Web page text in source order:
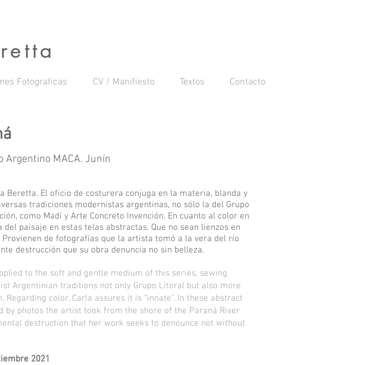
Fotograficas CV / Manifiesto Textos Contacto
Argentino MACA. Junín
Beretta. El oficio de costurera conjuga en la materia, blanda y
tradiciones modernistas argentinas, no sólo la del Grupo
como Madí y Arte Concreto Invención. En cuanto al color en
paisaje en estas telas abstractas. Que no sean lienzos en
de fotografías que la artista tomó a la vera del río
destrucción que su obra denuncia no sin belleza.
to the soft and gentle medium of this series, sewing
Argentinian traditions not only Grupo Litoral but also more
color, Carla assures it is “innate”. In these abstract
by photos the artist took from the shore of the Paraná River
destruction that her work seeks to denounce not without
2021